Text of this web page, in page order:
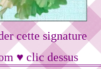
cette signature
♥ clic dessus